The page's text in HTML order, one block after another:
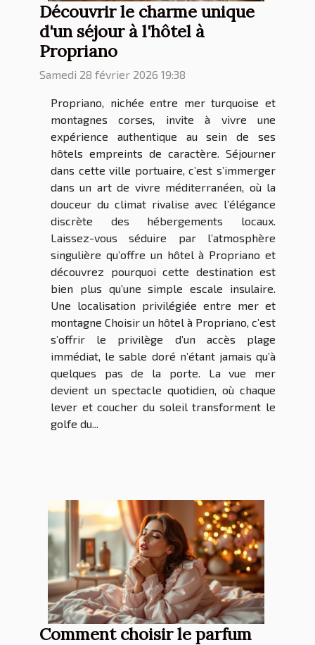
Découvrir le charme unique
d'un séjour à l'hôtel à
Propriano
Samedi 28 février 2026 19:38
Propriano, nichée entre mer turquoise et
montagnes corses, invite à vivre une
expérience authentique au sein de ses
hôtels empreints de caractère. Séjourner
dans cette ville portuaire, c’est s’immerger
dans un art de vivre méditerranéen, où la
douceur du climat rivalise avec l’élégance
discrète des hébergements locaux.
Laissez-vous séduire par l’atmosphère
singulière qu’offre un hôtel à Propriano et
découvrez pourquoi cette destination est
bien plus qu’une simple escale insulaire.
Une localisation privilégiée entre mer et
montagne Choisir un hôtel à Propriano, c’est
s’offrir le privilège d’un accès plage
immédiat, le sable doré n’étant jamais qu’à
quelques pas de la porte. La vue mer
devient un spectacle quotidien, où chaque
lever et coucher du soleil transforment le
golfe du...
Comment choisir le parfum